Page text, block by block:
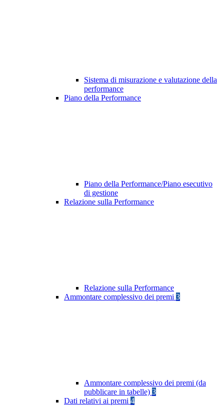
Sistema di misurazione e valutazione della
performance
Piano della Performance
Piano della Performance/Piano esecutivo
di gestione
Relazione sulla Performance
Relazione sulla Performance
Ammontare complessivo dei premi 3
Ammontare complessivo dei premi (da
pubblicare in tabelle) 3
Dati relativi ai premi 4